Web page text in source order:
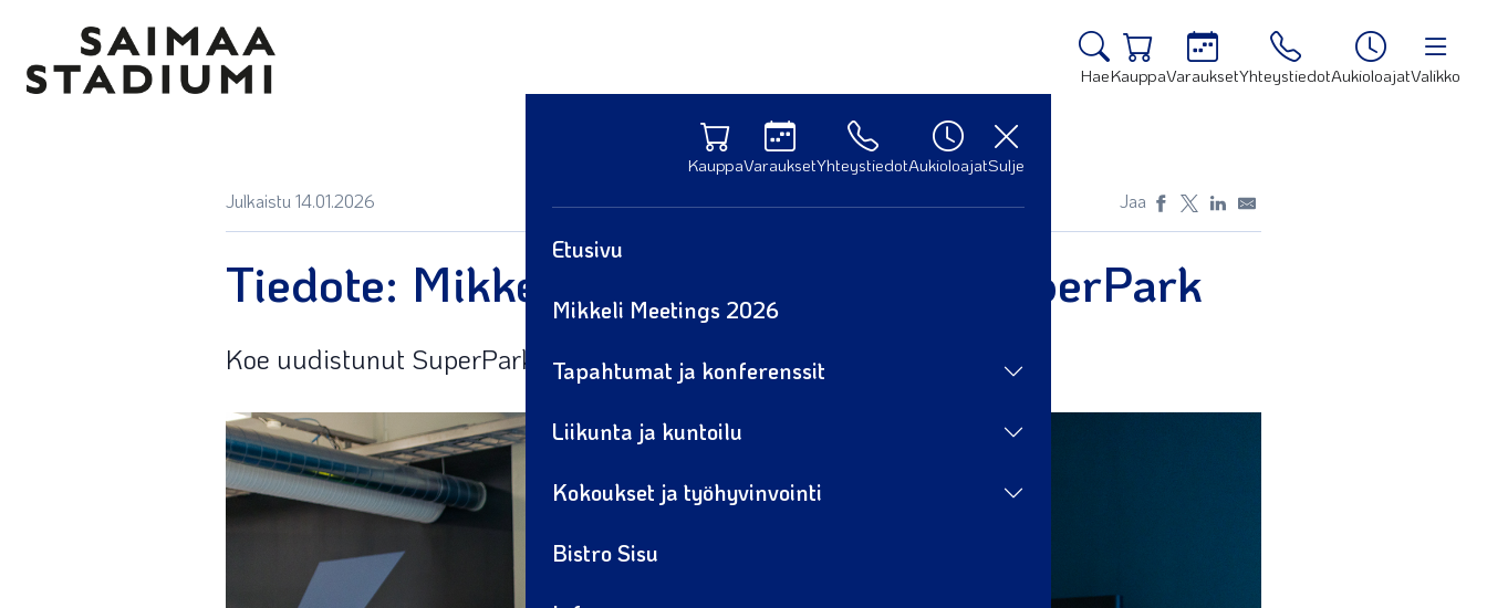
HaeKauppaVarauksetYhteystiedotAukioloajatValikko
KauppaVarauksetYhteystiedotAukioloajatSulje
Etusivu
Mikkeli Meetings 2026
Tapahtumat ja konferenssit
Liikunta ja kuntoilu
Kokoukset ja työhyvinvointi
Bistro Sisu
Julkaistu 14.01.2026 Jaa
Tiedote: Mikkelin SuperCornerista SuperPark
Koe uudistunut SuperPark Mikkeli tammikuun lopussa!